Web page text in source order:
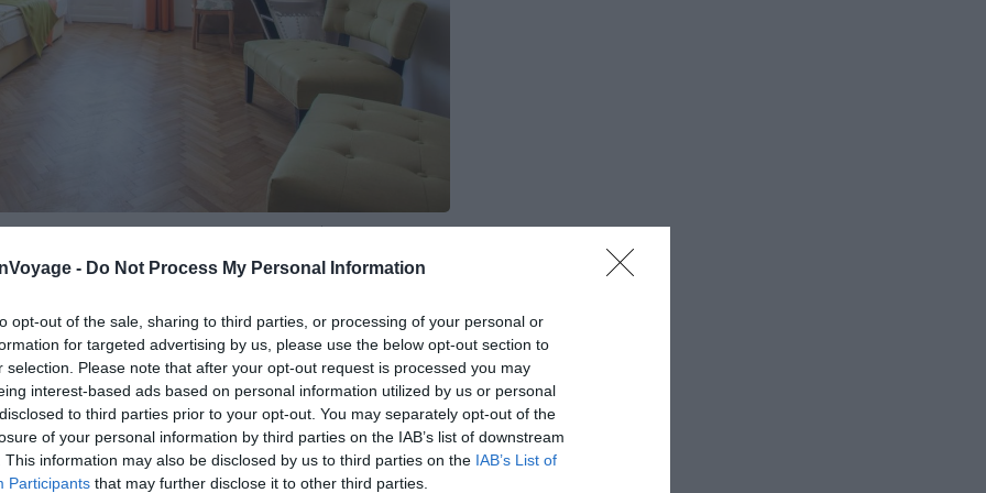
- Do Not Process My Personal Information
opt-out of the sale, sharing to third parties, or processing of your personal or
for targeted advertising by us, please use the below opt-out section to
selection. Please note that after your opt-out request is processed you may
interest-based ads based on personal information utilized by us or personal
to third parties prior to your opt-out. You may separately opt-out of the
of your personal information by third parties on the IAB’s list of downstream
This information may also be disclosed by us to third parties on the IAB’s List of
Participants that may further disclose it to other third parties.
Crédit photo : Booking
et calme
ville, l’hôtel Pension Museum est idéalement situé
. Explorez les trésors culturels de Vienne en